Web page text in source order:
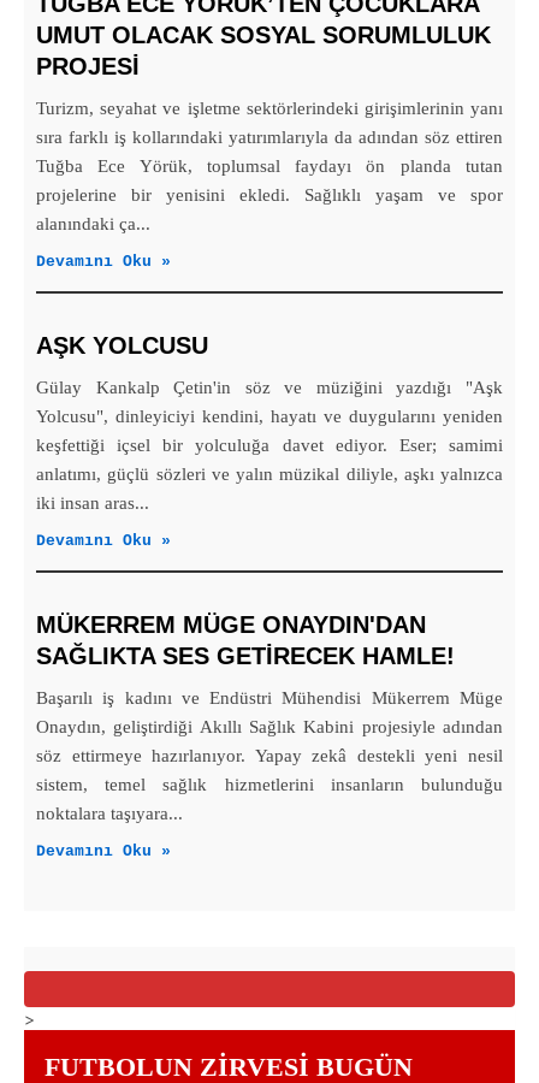
UMUT OLACAK SOSYAL SORUMLULUK
PROJESİ
Turizm, seyahat ve işletme sektörlerindeki girişimlerinin yanı
sıra farklı iş kollarındaki yatırımlarıyla da adından söz ettiren
Tuğba Ece Yörük, toplumsal faydayı ön planda tutan
projelerine bir yenisini ekledi. Sağlıklı yaşam ve spor
alanındaki ça...
Devamını Oku »
AŞK YOLCUSU
Gülay Kankalp Çetin'in söz ve müziğini yazdığı "Aşk
Yolcusu", dinleyiciyi kendini, hayatı ve duygularını yeniden
keşfettiği içsel bir yolculuğa davet ediyor. Eser; samimi
anlatımı, güçlü sözleri ve yalın müzikal diliyle, aşkı yalnızca
iki insan aras...
Devamını Oku »
MÜKERREM MÜGE ONAYDIN'DAN
SAĞLIKTA SES GETİRECEK HAMLE!
Başarılı iş kadını ve Endüstri Mühendisi Mükerrem Müge
Onaydın, geliştirdiği Akıllı Sağlık Kabini projesiyle adından
söz ettirmeye hazırlanıyor. Yapay zekâ destekli yeni nesil
sistem, temel sağlık hizmetlerini insanların bulunduğu
noktalara taşıyara...
Devamını Oku »
>
FUTBOLUN ZIRVESI BUGÜN